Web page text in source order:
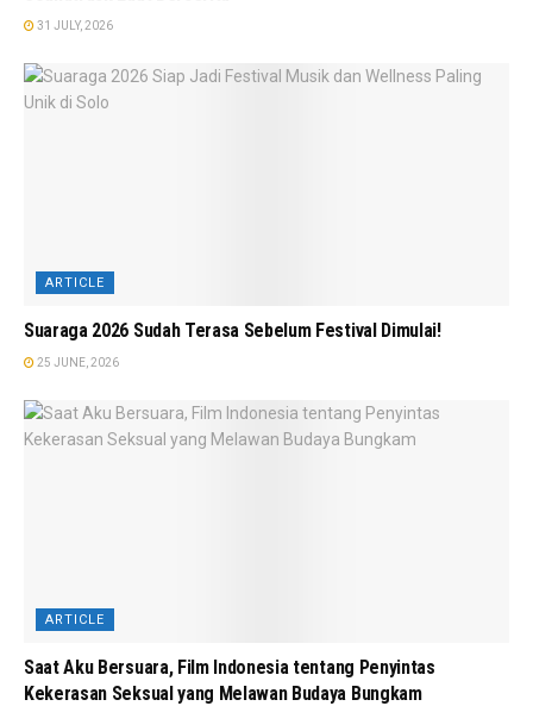
31 JULY, 2026
ARTICLE
Suaraga 2026 Sudah Terasa Sebelum Festival Dimulai!
25 JUNE, 2026
ARTICLE
Saat Aku Bersuara, Film Indonesia tentang Penyintas
Kekerasan Seksual yang Melawan Budaya Bungkam